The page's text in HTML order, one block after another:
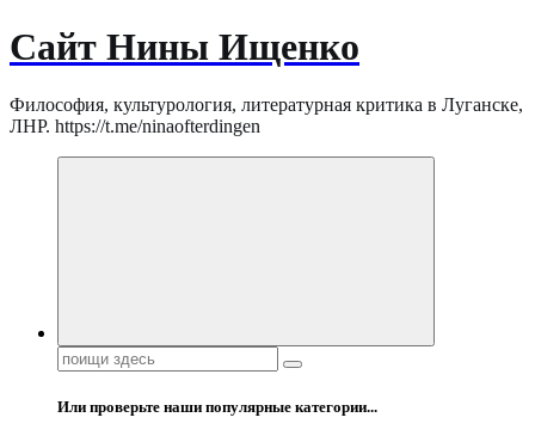
Сайт Нины Ищенко
Философия, культурология, литературная критика в Луганске,
ЛНР. https://t.me/ninaofterdingen
Поиск:
Или проверьте наши популярные категории...